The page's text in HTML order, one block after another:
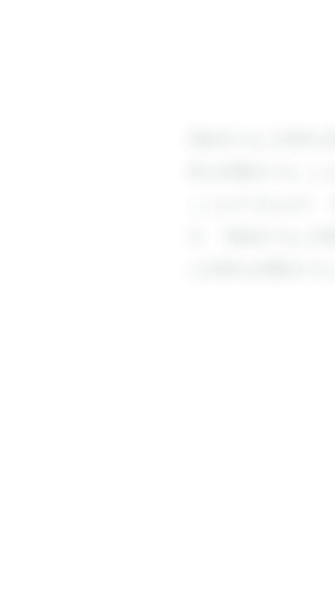
登録すると回答
答を閲覧するこ
ことができます
す。登録すると
と回答を閲覧す